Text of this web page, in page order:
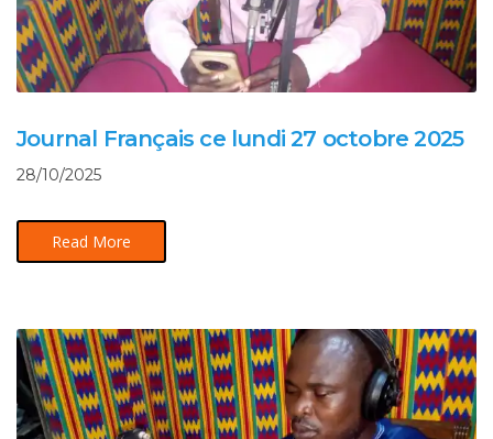
Journal Français ce lundi 27 octobre 2025
28/10/2025
Read More